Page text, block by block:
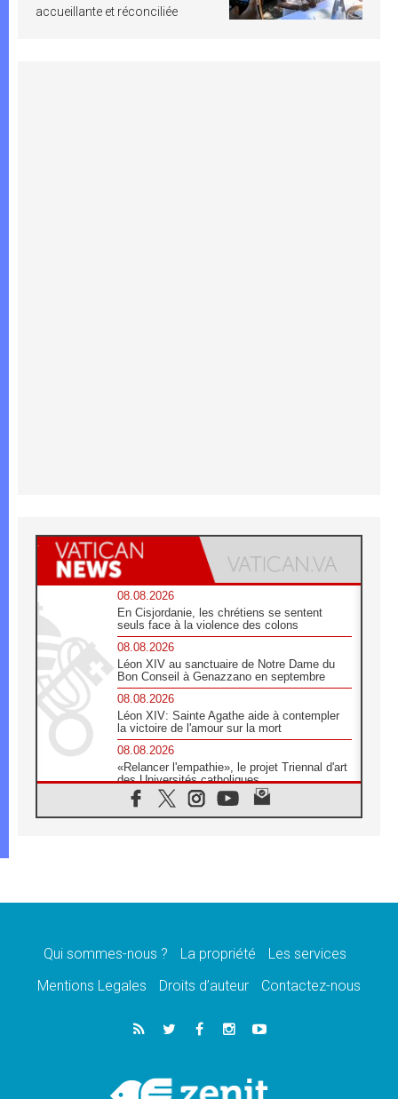
accueillante et réconciliée
08.08.2026
En Cisjordanie, les chrétiens se sentent
seuls face à la violence des colons
08.08.2026
Léon XIV au sanctuaire de Notre Dame du
Bon Conseil à Genazzano en septembre
08.08.2026
Léon XIV: Sainte Agathe aide à contempler
la victoire de l'amour sur la mort
08.08.2026
«Relancer l'empathie», le projet Triennal d'art
des Universités catholiques
08.08.2026
Signis 2026, donner la parole aux religieuses
07.08.2026
07.08.2026
de l'Assomption et mémoire nationale
«La paix commence par l'empathie» estime
le cardinal Parolin
En Colombie, «la paix ne s'achète pas avec
une signature»
Qui sommes-nous ? La propriété
Les services
Mentions Legales
Droits d’auteur Contactez-nous